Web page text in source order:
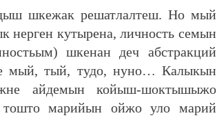
шкежак решатлалтеш. Но мый
кутырена, личность семын
шкенан деч абстракций
мый, тый, тудо, нуно… Калыкын
айдемын койыш-шоктышыжо
марийын ойжо уло марий